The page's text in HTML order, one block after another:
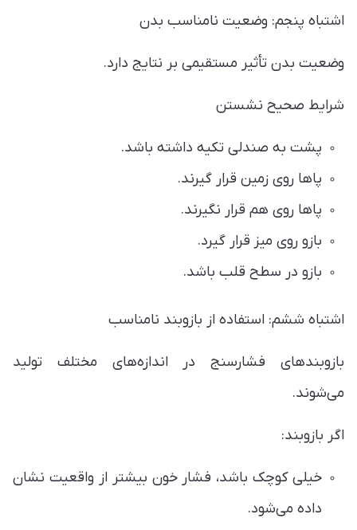
اشتباه پنجم: وضعیت نامناسب بدن
وضعیت بدن تأثیر مستقیمی بر نتایج دارد.
شرایط صحیح نشستن
پشت به صندلی تکیه داشته باشد.
پاها روی زمین قرار گیرند.
پاها روی هم قرار نگیرند.
بازو روی میز قرار گیرد.
بازو در سطح قلب باشد.
اشتباه ششم: استفاده از بازوبند نامناسب
بازوبندهای فشارسنج در اندازه‌های مختلف تولید
می‌شوند.
اگر بازوبند:
خیلی کوچک باشد، فشار خون بیشتر از واقعیت نشان
داده می‌شود.